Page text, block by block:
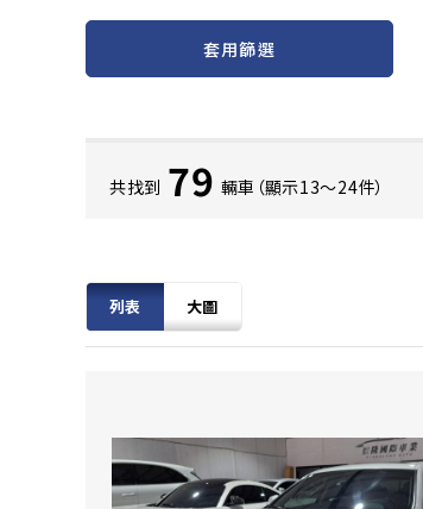
套用篩選
共找到 79 輛車（顯示13〜24件）
列表 大圖